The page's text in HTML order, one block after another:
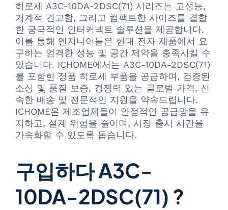
히로세 A3C-10DA-2DSC(71) 시리즈는 고성능,
기계적 견고함, 그리고 컴팩트한 사이즈를 결합
한 궁극적인 인터커넥트 솔루션을 제공합니다.
이를 통해 엔지니어들은 현대 전자 제품에서 요
구하는 엄격한 성능 및 공간 제약을 충족시킬 수
있습니다. ICHOME에서는 A3C-10DA-2DSC(71)
를 포함한 정품 히로세 부품을 공급하며, 검증된
소싱 및 품질 보증, 경쟁력 있는 글로벌 가격, 신
속한 배송 및 전문적인 지원을 약속드립니다.
ICHOME은 제조업체들이 안정적인 공급망을 유
지하고, 설계 위험을 줄이며, 시장 출시 시간을
가속화할 수 있도록 돕습니다.
구입하다 A3C-
10DA-2DSC(71) ?